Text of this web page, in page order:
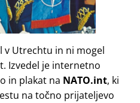
v Utrechtu in ni mogel
Izvedel je internetno
in plakat na NATO.int, ki
na točno prijateljevo